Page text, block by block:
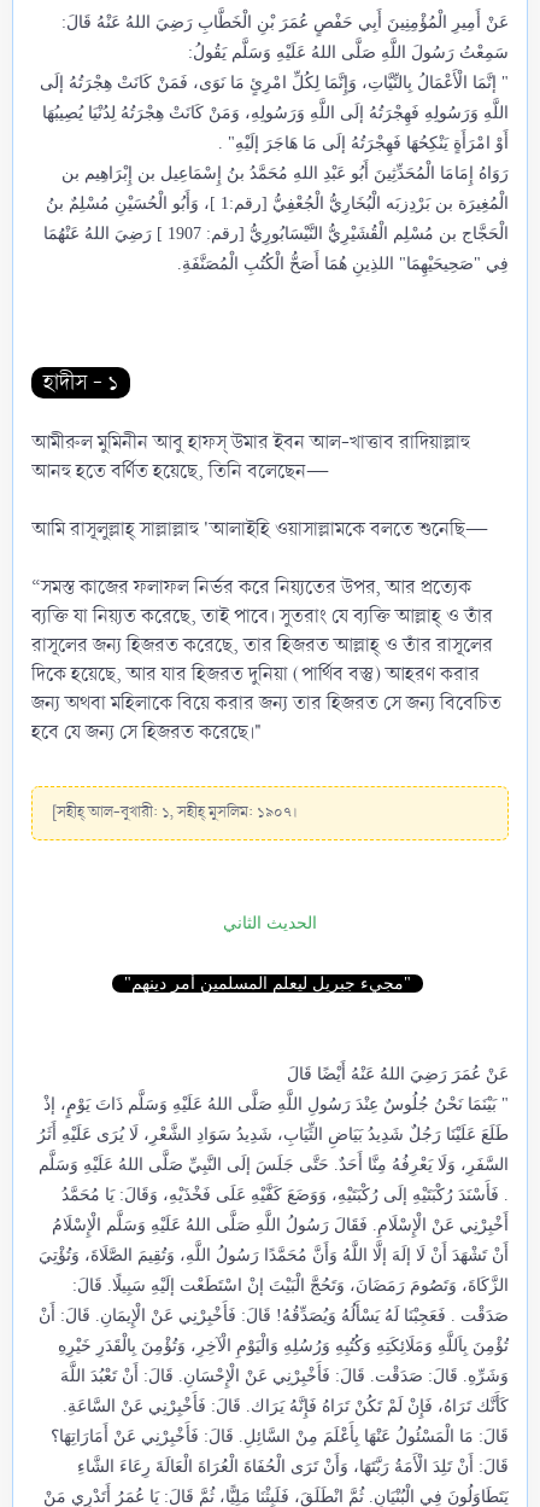
عَنْ أَمِيرِ الْمُؤْمِنِينَ أَبِي حَفْصٍ عُمَرَ بْنِ الْخَطَّابِ رَضِيَ اللهُ عَنْهُ قَالَ:
سَمِعْتُ رَسُولَ اللَّهِ صَلَّى اللهُ عَلَيْهِ وَسَلَّم يَقُولُ:
" إنَّمَا الْأَعْمَالُ بِالنِّيَّاتِ، وَإِنَّمَا لِكُلِّ امْرِئٍ مَا نَوَى، فَمَنْ كَانَتْ هِجْرَتُهُ إلَى
اللَّهِ وَرَسُولِهِ فَهِجْرَتُهُ إلَى اللَّهِ وَرَسُولِهِ، وَمَنْ كَانَتْ هِجْرَتُهُ لِدُنْيَا يُصِيبُهَا
أَوْ امْرَأَةٍ يَنْكِحُهَا فَهِجْرَتُهُ إلَى مَا هَاجَرَ إلَيْهِ" .
رَوَاهُ إِمَامَا الْمُحَدِّثِينَ أَبُو عَبْدِ اللهِ مُحَمَّدُ بنُ إِسْمَاعِيل بن إِبْرَاهِيم بن
الْمُغِيرَة بن بَرْدِزبَه الْبُخَارِيُّ الْجُعْفِيُّ [رقم:1 ]، وَأَبُو الْحُسَيْنِ مُسْلِمٌ بنُ
الْحَجَّاج بن مُسْلِم الْقُشَيْرِيُّ النَّيْسَابُورِيُّ [رقم: 1907 ] رَضِيَ اللهُ عَنْهُمَا
فِي "صَحِيحَيْهِمَا" اللذِينِ هُمَا أَصَحُّ الْكُتُبِ الْمُصَنَّفَةِ.​
হাদীস - ১
আমীরুল মুমিনীন আবু হাফস্ উমার ইবন আল-খাত্তাব রাদিয়াল্লাহু
আনহু হতে বর্ণিত হয়েছে, তিনি বলেছেন—
আমি রাসূলুল্লাহ্ সাল্লাল্লাহু 'আলাইহি ওয়াসাল্লামকে বলতে শুনেছি—
“সমস্ত কাজের ফলাফল নির্ভর করে নিয়্যতের উপর, আর প্রত্যেক
ব্যক্তি যা নিয়্যত করেছে, তাই পাবে। সুতরাং যে ব্যক্তি আল্লাহ্ ও তাঁর
রাসূলের জন্য হিজরত করেছে, তার হিজরত আল্লাহ্ ও তাঁর রাসূলের
দিকে হয়েছে, আর যার হিজরত দুনিয়া (পার্থিব বস্তু) আহরণ করার
জন্য অথবা মহিলাকে বিয়ে করার জন্য তার হিজরত সে জন্য বিবেচিত
হবে যে জন্য সে হিজরত করেছে।"
[সহীহ্ আল-বুখারী: ১, সহীহ্ মুসলিম: ১৯০৭।
الحديث الثاني
"مجيء جبريل ليعلم المسلمين أمر دينهم"
عَنْ عُمَرَ رَضِيَ اللهُ عَنْهُ أَيْضًا قَالَ
" بَيْنَمَا نَحْنُ جُلُوسٌ عِنْدَ رَسُولِ اللَّهِ صَلَّى اللهُ عَلَيْهِ وَسَلَّم ذَاتَ يَوْمٍ، إذْ
طَلَعَ عَلَيْنَا رَجُلٌ شَدِيدُ بَيَاضِ الثِّيَابِ، شَدِيدُ سَوَادِ الشَّعْرِ، لَا يُرَى عَلَيْهِ أَثَرُ
السَّفَرِ، وَلَا يَعْرِفُهُ مِنَّا أَحَدٌ. حَتَّى جَلَسَ إلَى النَّبِيِّ صَلَّى اللهُ عَلَيْهِ وَسَلَّم
. فَأَسْنَدَ رُكْبَتَيْهِ إلَى رُكْبَتَيْهِ، وَوَضَعَ كَفَّيْهِ عَلَى فَخْذَيْهِ، وَقَالَ: يَا مُحَمَّدُ
أَخْبِرْنِي عَنْ الْإِسْلَامِ. فَقَالَ رَسُولُ اللَّهِ صَلَّى اللهُ عَلَيْهِ وَسَلَّم الْإِسْلَامُ
أَنْ تَشْهَدَ أَنْ لَا إلَهَ إلَّا اللَّهُ وَأَنَّ مُحَمَّدًا رَسُولُ اللَّهِ، وَتُقِيمَ الصَّلَاةَ، وَتُؤْتِيَ
الزَّكَاةَ، وَتَصُومَ رَمَضَانَ، وَتَحُجَّ الْبَيْتَ إنْ اسْتَطَعْت إلَيْهِ سَبِيلًا. قَالَ:
صَدَقْت . فَعَجِبْنَا لَهُ يَسْأَلُهُ وَيُصَدِّقُهُ! قَالَ: فَأَخْبِرْنِي عَنْ الْإِيمَانِ. قَالَ: أَنْ
تُؤْمِنَ بِاَللَّهِ وَمَلَائِكَتِهِ وَكُتُبِهِ وَرُسُلِهِ وَالْيَوْمِ الْآخِرِ، وَتُؤْمِنَ بِالْقَدَرِ خَيْرِهِ
وَشَرِّهِ. قَالَ: صَدَقْت. قَالَ: فَأَخْبِرْنِي عَنْ الْإِحْسَانِ. قَالَ: أَنْ تَعْبُدَ اللَّهَ
كَأَنَّك تَرَاهُ، فَإِنْ لَمْ تَكُنْ تَرَاهُ فَإِنَّهُ يَرَاك. قَالَ: فَأَخْبِرْنِي عَنْ السَّاعَةِ.
قَالَ: مَا الْمَسْئُولُ عَنْهَا بِأَعْلَمَ مِنْ السَّائِلِ. قَالَ: فَأَخْبِرْنِي عَنْ أَمَارَاتِهَا؟
قَالَ: أَنْ تَلِدَ الْأَمَةُ رَبَّتَهَا، وَأَنْ تَرَى الْحُفَاةَ الْعُرَاةَ الْعَالَةَ رِعَاءَ الشَّاءِ
يَتَطَاوَلُونَ فِي الْبُنْيَانِ. ثُمَّ انْطَلَقَ، فَلَبِثْنَا مَلِيًّا، ثُمَّ قَالَ: يَا عُمَرُ أَتَدْرِي مَنْ